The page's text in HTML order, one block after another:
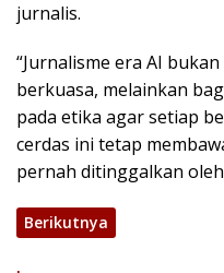
jurnalis.
“Jurnalisme era AI
berkuasa, melainkan
pada etika agar setiap
cerdas ini tetap
pernah ditinggalkan
Berikutnya